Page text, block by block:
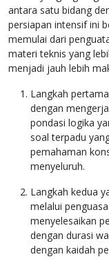
antara satu bidang
persiapan intensif ini
memulai dari
materi teknis yang
menjadi jauh lebih
Langkah
dengan
pondasi logika
soal terpadu
pemahaman
menyeluruh.
Langkah kedua
melalui
menyelesaikan
dengan durasi
dengan kaidah